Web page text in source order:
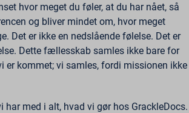
hvor meget du føler, at du har nået, så
og bliver mindet om, hvor meget
Det er ikke en nedslående følelse. Det er
Dette fællesskab samles ikke bare for
er kommet; vi samles, fordi missionen ikke
har med i alt, hvad vi gør hos GrackleDocs.